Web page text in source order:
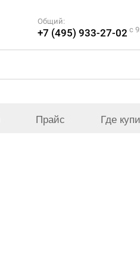
Общий:
+7 (495) 933-27-02 c
Прайс Где